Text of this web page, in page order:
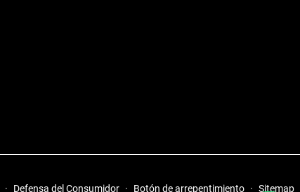
· Defensa del Consumidor · Botón de arrepentimiento · Sitemap